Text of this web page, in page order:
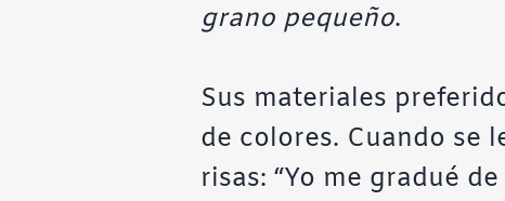
grano pequeño.
Sus materiales
de colores. Cuando se
risas: “Yo me gradué